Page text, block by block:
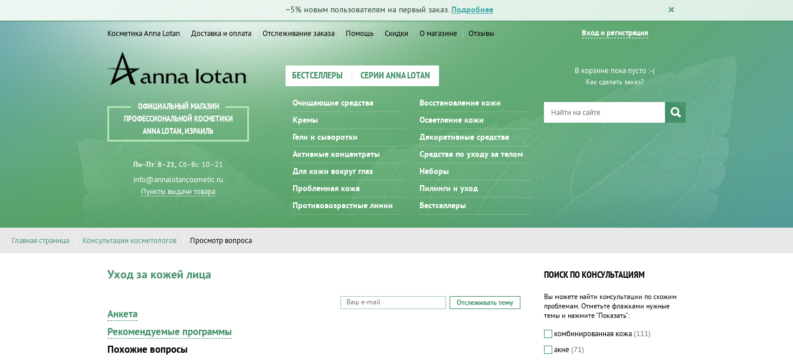
−5% новым пользователям на первый заказ. Подробнее
Вход и регистрация
Косметика Anna Lotan Доставка и оплата Отслеживание заказа Помощь Скидки О магазине Отзывы
ОФИЦИАЛЬНЫЙ МАГАЗИН
ПРОФЕССИОНАЛЬНОЙ КОСМЕТИКИ
ANNA LOTAN, ИЗРАИЛЬ
Пн–Пт: 8–21 Сб–Вс: 10–21
info@annalotancosmetic.ru
Пункты выдачи товара
БЕСТСЕЛЛЕРЫ СЕРИИ ANNA LOTAN
Очищающие средства
Кремы
Гели и сыворотки
Активные концентраты
Для кожи вокруг глаз
Проблемная кожа
Противовозрастные линии
Восстановление кожи
Осветление кожи
Декоративные средства
Средства по уходу за телом
Наборы
Пилинги и уход
Бестселлеры
В корзине пока пусто :-(
Как сделать заказ?
Главная страница Консультации косметологов Просмотр вопроса
Уход за кожей лица
Отслеживать тему
Анкета
Рекомендуемые программы
Похожие вопросы
ПОИСК ПО КОНСУЛЬТАЦИЯМ
Вы можете найти консультации по схожим
проблемам. Отметьте флажками нужные
темы и нажмите "Показать":
комбинированная кожа (111)
акне (71)